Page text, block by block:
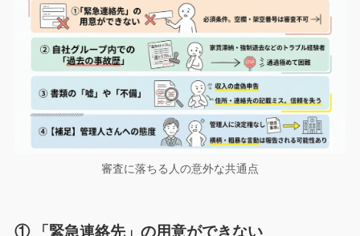
審査に落ちる人の意外な共通点
① 「緊急連絡先」の用意ができない